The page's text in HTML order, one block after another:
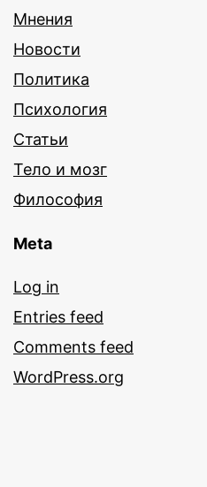
Мнения
Новости
Политика
Психология
Статьи
Тело и мозг
Философия
Meta
Log in
Entries feed
Comments feed
WordPress.org